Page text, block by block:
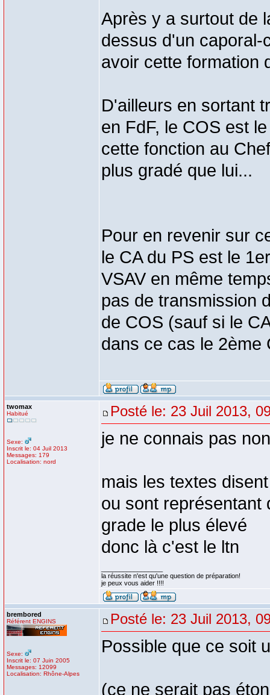
Après y a surtout de
dessus d'un caporal-
avoir cette formation
D'ailleurs en sortant
en FdF, le COS est
cette fonction au
plus gradé que lui...
Pour en revenir sur
le CA du PS est le
VSAV en même
pas de transmission
de COS (sauf si le
dans ce cas le 2ème
twomax
Habitué
Sexe:
Inscrit le: 04 Juil 2013
Messages: 179
Localisation: nord
Posté le: 23 Juil 2013,
je ne connais pas
mais les textes
ou sont représentant
grade le plus élevé
donc là c'est le ltn
la réussite n'est qu'une question de préparation!
je peux vous aider !!!!
brembored
Référent ENGINS
Sexe:
Inscrit le: 07 Juin 2005
Messages: 12099
Localisation: Rhône-Alpes
Posté le: 23 Juil 2013,
Possible que ce soit
(ce ne serait pas